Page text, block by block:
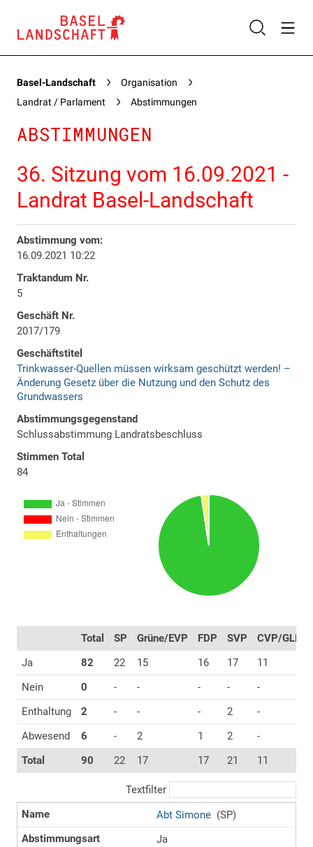
Basel-Landschaft
Organisation
Landrat / Parlament
Abstimmungen
ABSTIMMUNGEN